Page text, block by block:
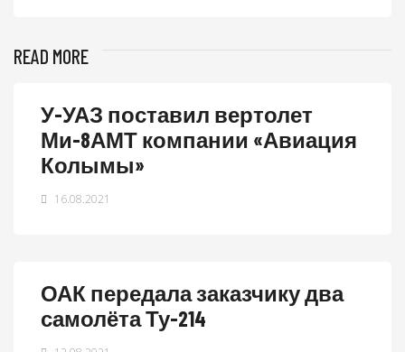
READ MORE
У-УАЗ поставил вертолет
Ми-8АМТ компании «Авиация
Колымы»
16.08.2021
ОАК передала заказчику два
самолёта Ту-214